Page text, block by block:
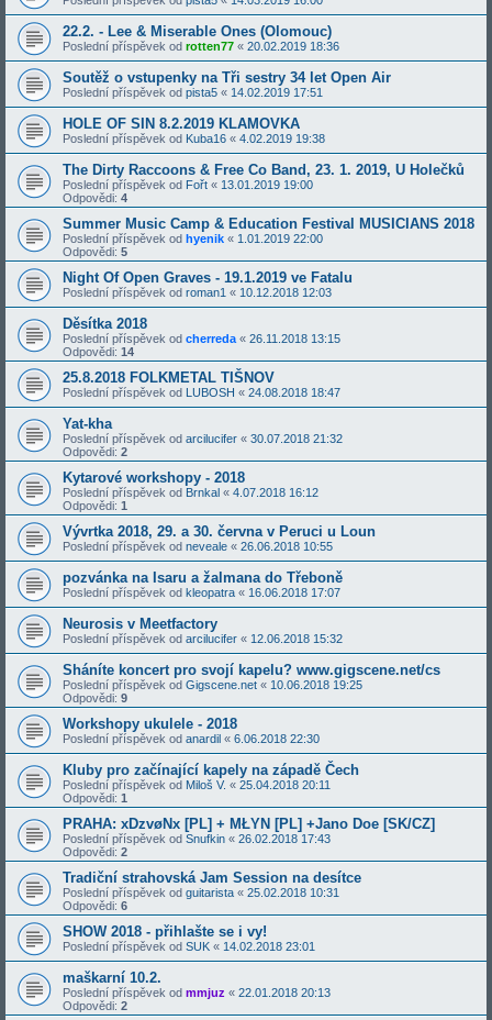
22.2. - Lee & Miserable Ones (Olomouc)
Poslední příspěvek od rotten77 « 20.02.2019 18:36
Soutěž o vstupenky na Tři sestry 34 let Open Air
Poslední příspěvek od pista5 « 14.02.2019 17:51
HOLE OF SIN 8.2.2019 KLAMOVKA
Poslední příspěvek od Kuba16 « 4.02.2019 19:38
The Dirty Raccoons & Free Co Band, 23. 1. 2019, U Holečků
Poslední příspěvek od Fořt « 13.01.2019 19:00
Odpovědi: 4
Summer Music Camp & Education Festival MUSICIANS 2018
Poslední příspěvek od hyenik « 1.01.2019 22:00
Odpovědi: 5
Night Of Open Graves - 19.1.2019 ve Fatalu
Poslední příspěvek od roman1 « 10.12.2018 12:03
Děsítka 2018
Poslední příspěvek od cherreda « 26.11.2018 13:15
Odpovědi: 14
25.8.2018 FOLKMETAL TIŠNOV
Poslední příspěvek od LUBOSH « 24.08.2018 18:47
Yat-kha
Poslední příspěvek od arcilucifer « 30.07.2018 21:32
Odpovědi: 2
Kytarové workshopy - 2018
Poslední příspěvek od Brnkal « 4.07.2018 16:12
Odpovědi: 1
Vývrtka 2018, 29. a 30. června v Peruci u Loun
Poslední příspěvek od neveale « 26.06.2018 10:55
pozvánka na Isaru a žalmana do Třeboně
Poslední příspěvek od kleopatra « 16.06.2018 17:07
Neurosis v Meetfactory
Poslední příspěvek od arcilucifer « 12.06.2018 15:32
Sháníte koncert pro svojí kapelu? www.gigscene.net/cs
Poslední příspěvek od Gigscene.net « 10.06.2018 19:25
Odpovědi: 9
Workshopy ukulele - 2018
Poslední příspěvek od anardil « 6.06.2018 22:30
Kluby pro začínající kapely na západě Čech
Poslední příspěvek od Miloš V. « 25.04.2018 20:11
Odpovědi: 1
PRAHA: xDzvøNx [PL] + MŁYN [PL] +Jano Doe [SK/CZ]
Poslední příspěvek od Snufkin « 26.02.2018 17:43
Odpovědi: 2
Tradiční strahovská Jam Session na desítce
Poslední příspěvek od guitarista « 25.02.2018 10:31
Odpovědi: 6
SHOW 2018 - přihlašte se i vy!
Poslední příspěvek od SUK « 14.02.2018 23:01
maškarní 10.2.
Poslední příspěvek od mmjuz « 22.01.2018 20:13
Odpovědi: 2